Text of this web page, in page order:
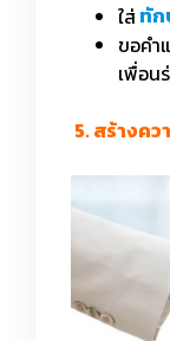
ใส่ ทัก
ขอคำ
เพื่อน
5. สร้างค